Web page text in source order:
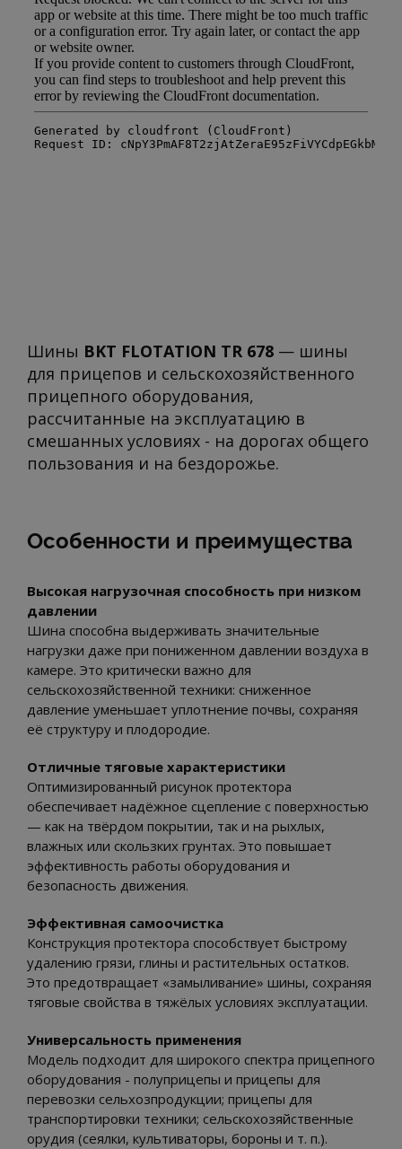
Шины BKT FLOTATION TR 678 — шины
для прицепов и сельскохозяйственного
прицепного оборудования,
рассчитанные на эксплуатацию в
смешанных условиях - на дорогах общего
пользования и на бездорожье.
Особенности и преимущества
Высокая нагрузочная способность при низком
давлении
Шина способна выдерживать значительные
нагрузки даже при пониженном давлении воздуха в
камере. Это критически важно для
сельскохозяйственной техники: сниженное
давление уменьшает уплотнение почвы, сохраняя
её структуру и плодородие.
Отличные тяговые характеристики
Оптимизированный рисунок протектора
обеспечивает надёжное сцепление с поверхностью
— как на твёрдом покрытии, так и на рыхлых,
влажных или скользких грунтах. Это повышает
эффективность работы оборудования и
безопасность движения.
Эффективная самоочистка
Конструкция протектора способствует быстрому
удалению грязи, глины и растительных остатков.
Это предотвращает «замыливание» шины, сохраняя
тяговые свойства в тяжёлых условиях эксплуатации.
Универсальность применения
Модель подходит для широкого спектра прицепного
оборудования - полуприцепы и прицепы для
перевозки сельхозпродукции; прицепы для
транспортировки техники; сельскохозяйственные
орудия (сеялки, культиваторы, бороны и т. п.).